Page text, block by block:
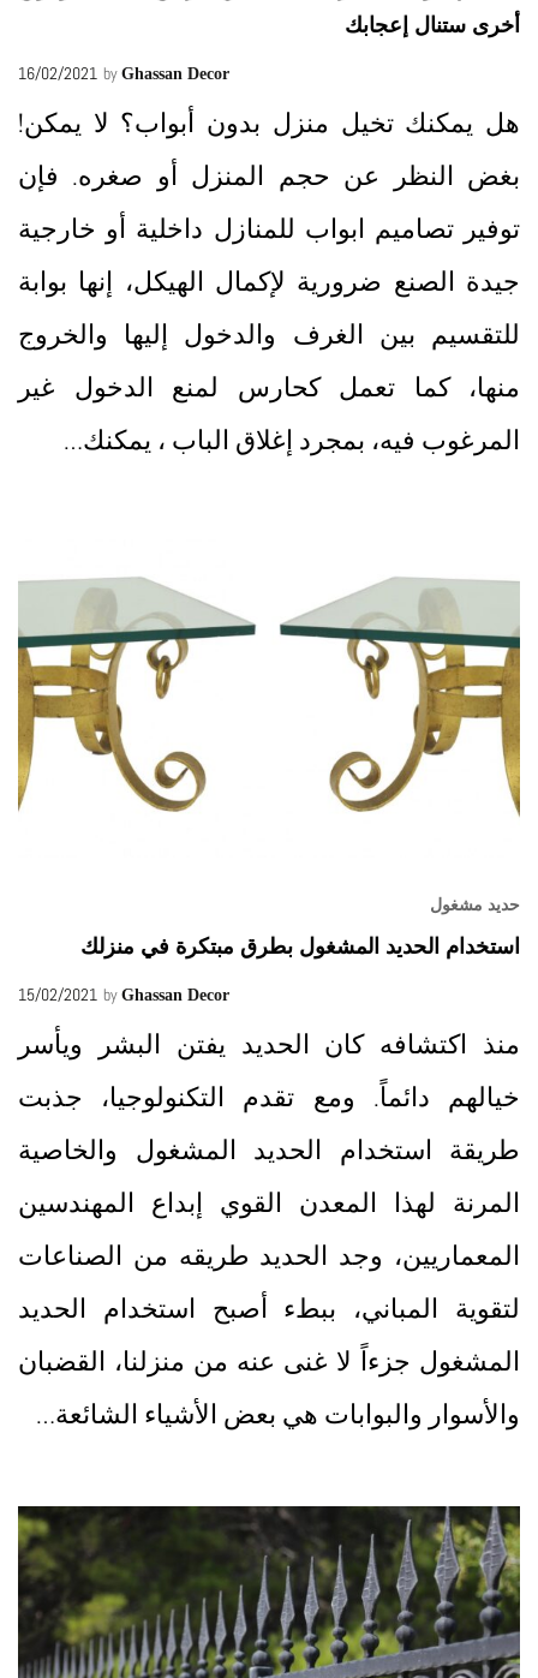
أخرى ستنال إعجابك
16/02/2021 by Ghassan Decor
هل يمكنك تخيل منزل بدون أبواب؟ لا يمكن!
بغض النظر عن حجم المنزل أو صغره. فإن
توفير تصاميم ابواب للمنازل داخلية أو خارجية
جيدة الصنع ضرورية لإكمال الهيكل، إنها بوابة
للتقسيم بين الغرف والدخول إليها والخروج
منها، كما تعمل كحارس لمنع الدخول غير
المرغوب فيه، بمجرد إغلاق الباب ، يمكنك…
حديد مشغول
استخدام الحديد المشغول بطرق مبتكرة في منزلك
15/02/2021 by Ghassan Decor
منذ اكتشافه كان الحديد يفتن البشر ويأسر
خيالهم دائماً. ومع تقدم التكنولوجيا، جذبت
طريقة استخدام الحديد المشغول والخاصية
المرنة لهذا المعدن القوي إبداع المهندسين
المعماريين، وجد الحديد طريقه من الصناعات
لتقوية المباني، ببطء أصبح استخدام الحديد
المشغول جزءاً لا غنى عنه من منزلنا، القضبان
والأسوار والبوابات هي بعض الأشياء الشائعة…